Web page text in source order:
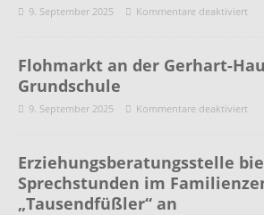
9. September 2025 Kommentare deaktiviert
Flohmarkt an der Gerhart-
Grundschule
9. September 2025 Kommentare deaktiviert
Erziehungsberatungsstelle
Sprechstunden im
„Tausendfüßler“ an